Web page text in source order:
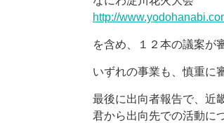
http://
を含め、１２本の議案が
いずれの事業も、慎重に
最後に出向者報告で、近
君から出向先での活動に